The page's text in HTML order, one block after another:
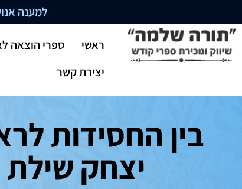
למענה אנושי
ראשי ספרי הוצאה
יצירת קשר
בין החסידות
יצחק שילת